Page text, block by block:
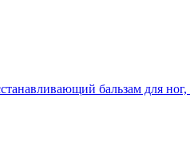
бальзам для